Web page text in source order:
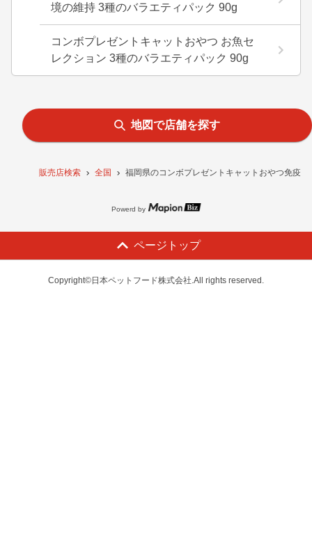
販売店検索 全国 福岡県のコンボプレゼントキャットおやつ免疫
境の維持 3種のバラエティパック 90g
コンボプレゼントキャットおやつ お魚セ
レクション 3種のバラエティパック 90g
地図で店舗を探す
Powerd by
ページトップ
Copyright©日本ペットフード株式会社.All rights reserved.